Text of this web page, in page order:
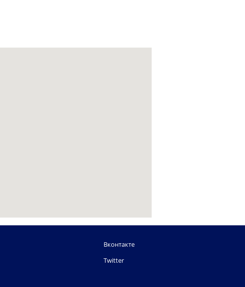
Вконтакте
Twitter